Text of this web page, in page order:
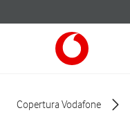
Copertura Vodafone